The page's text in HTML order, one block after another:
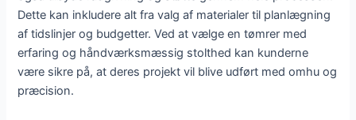
Dette kan inkludere alt fra valg af materialer til planlægning
af tidslinjer og budgetter. Ved at vælge en tømrer med
erfaring og håndværksmæssig stolthed kan kunderne
være sikre på, at deres projekt vil blive udført med omhu og
præcision.